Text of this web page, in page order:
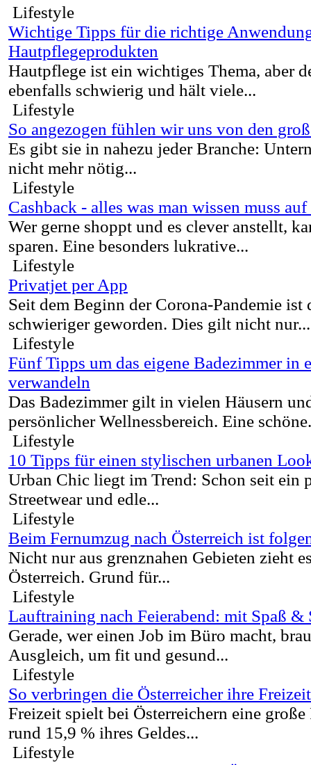
Lifestyle
Wichtige Tipps für die richtige
Hautpflegeprodukten
Hautpflege ist ein wichtiges Thema, aber
ebenfalls schwierig und hält viele...
Lifestyle
So angezogen fühlen wir uns von den
Es gibt sie in nahezu jeder Branche:
nicht mehr nötig...
Lifestyle
Cashback - alles was man wissen muss
Wer gerne shoppt und es clever anstellt,
sparen. Eine besonders lukrative...
Lifestyle
Privatjet per App
Seit dem Beginn der Corona-Pandemie ist
schwieriger geworden. Dies gilt nicht nur...
Lifestyle
Fünf Tipps um das eigene Badezimmer in
verwandeln
Das Badezimmer gilt in vielen Häusern
persönlicher Wellnessbereich. Eine
Lifestyle
10 Tipps für einen stylischen urbanen
Urban Chic liegt im Trend: Schon seit ein
Streetwear und edle...
Lifestyle
Beim Fernumzug nach Österreich ist
Nicht nur aus grenznahen Gebieten zieht
Österreich. Grund für...
Lifestyle
Lauftraining nach Feierabend: mit Spaß &
Gerade, wer einen Job im Büro macht,
Ausgleich, um fit und gesund...
Lifestyle
So verbringen die Österreicher ihre Freizeit
Freizeit spielt bei Österreichern eine
rund 15,9 % ihres Geldes...
Lifestyle